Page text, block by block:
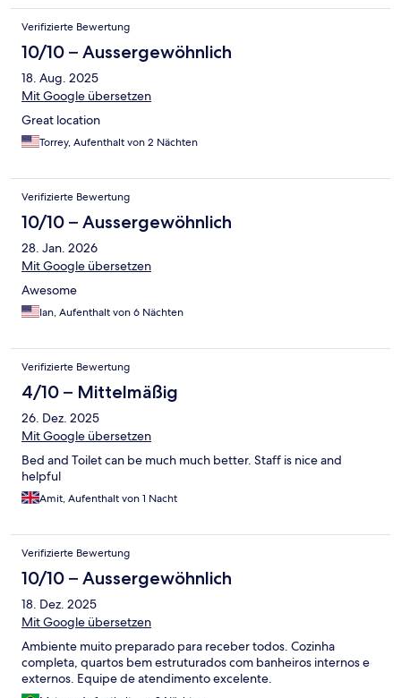
Verifizierte Bewertung
10/10 – Aussergewöhnlich
18. Aug. 2025
Mit Google übersetzen
Great location
Torrey, Aufenthalt von 2 Nächten
Verifizierte Bewertung
10/10 – Aussergewöhnlich
28. Jan. 2026
Mit Google übersetzen
Awesome
Ian, Aufenthalt von 6 Nächten
Verifizierte Bewertung
4/10 – Mittelmäßig
26. Dez. 2025
Mit Google übersetzen
Bed and Toilet can be much much better. Staff is nice and
helpful
Amit, Aufenthalt von 1 Nacht
Verifizierte Bewertung
10/10 – Aussergewöhnlich
18. Dez. 2025
Mit Google übersetzen
Ambiente muito preparado para receber todos. Cozinha
completa, quartos bem estruturados com banheiros internos e
externos. Equipe de atendimento excelente.